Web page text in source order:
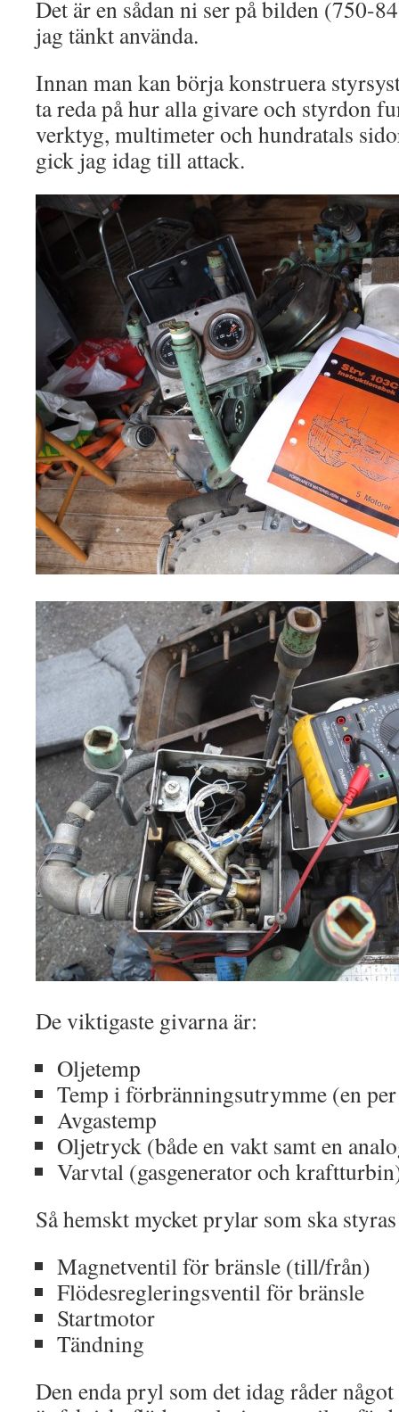
Det är en sådan ni ser på bilden (750-
jag tänkt använda.
Innan man kan börja konstruera
ta reda på hur alla givare och styrdon
verktyg, multimeter och hundratals
gick jag idag till attack.
De viktigaste givarna är:
Oljetemp
Temp i förbränningsutrymme (en
Avgastemp
Oljetryck (både en vakt samt en
Varvtal (gasgenerator och
Så hemskt mycket prylar som ska
Magnetventil för bränsle (till/från)
Flödesregleringsventil för bränsle
Startmotor
Tändning
Den enda pryl som det idag råder